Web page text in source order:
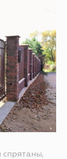
спрятаны,